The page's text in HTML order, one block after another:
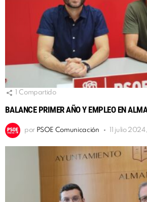
Compartido
BALANCE PRIMER AÑO Y EMPLEO EN
por PSOE Comunicación 11 julio